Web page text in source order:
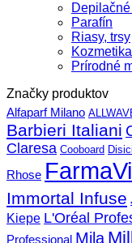
Parafín
Riasy, trsy
Prírodné
Značky produktov
Alfaparf Milano
Barbieri Italiani
Claresa Cooboard
Rhose
Immortal Infuse
Kiepe L'Oréal
Professional Mila